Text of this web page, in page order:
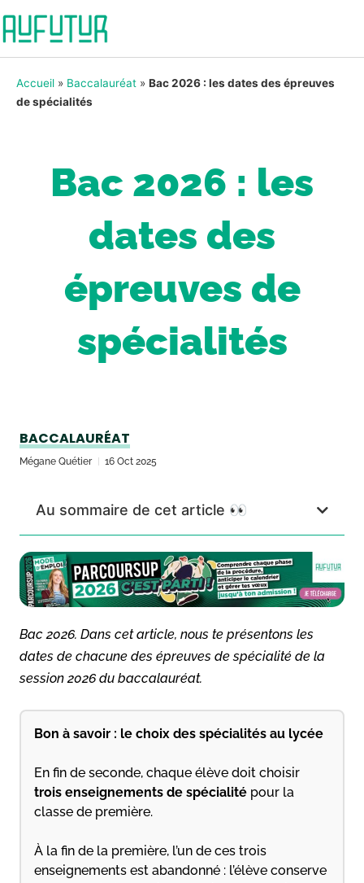
Accueil » Baccalauréat » Bac 2026 : les dates des épreuves
de spécialités
Bac 2026 : les
dates des
épreuves de
spécialités
BACCALAURÉAT
Mégane Quétier 16 Oct 2025
Au sommaire de cet article 👀
Bac 2026. Dans cet article, nous te présentons les
dates de chacune des épreuves de spécialité de la
session 2026 du baccalauréat.
Bon à savoir : le choix des spécialités au lycée
En fin de seconde, chaque élève doit choisir
trois enseignements de spécialité pour la
classe de première.
À la fin de la première, l’un de ces trois
enseignements est abandonné : l’élève conserve